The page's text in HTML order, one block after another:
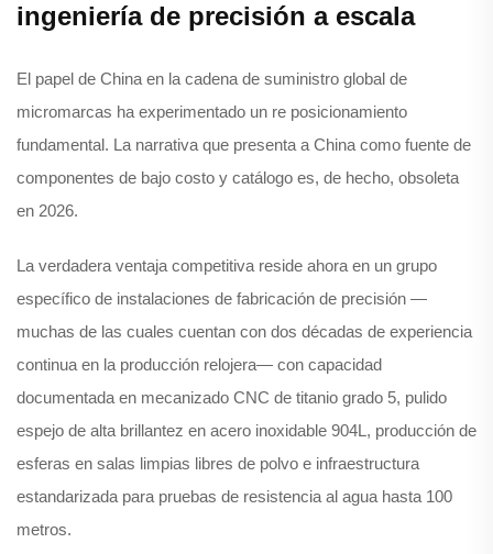
ingeniería de precisión a escala
El papel de China en la cadena de suministro global de
micromarcas ha experimentado un re posicionamiento
fundamental. La narrativa que presenta a China como fuente de
componentes de bajo costo y catálogo es, de hecho, obsoleta
en 2026.
La verdadera ventaja competitiva reside ahora en un grupo
específico de instalaciones de fabricación de precisión —
muchas de las cuales cuentan con dos décadas de experiencia
continua en la producción relojera— con capacidad
documentada en mecanizado CNC de titanio grado 5, pulido
espejo de alta brillantez en acero inoxidable 904L, producción de
esferas en salas limpias libres de polvo e infraestructura
estandarizada para pruebas de resistencia al agua hasta 100
metros.